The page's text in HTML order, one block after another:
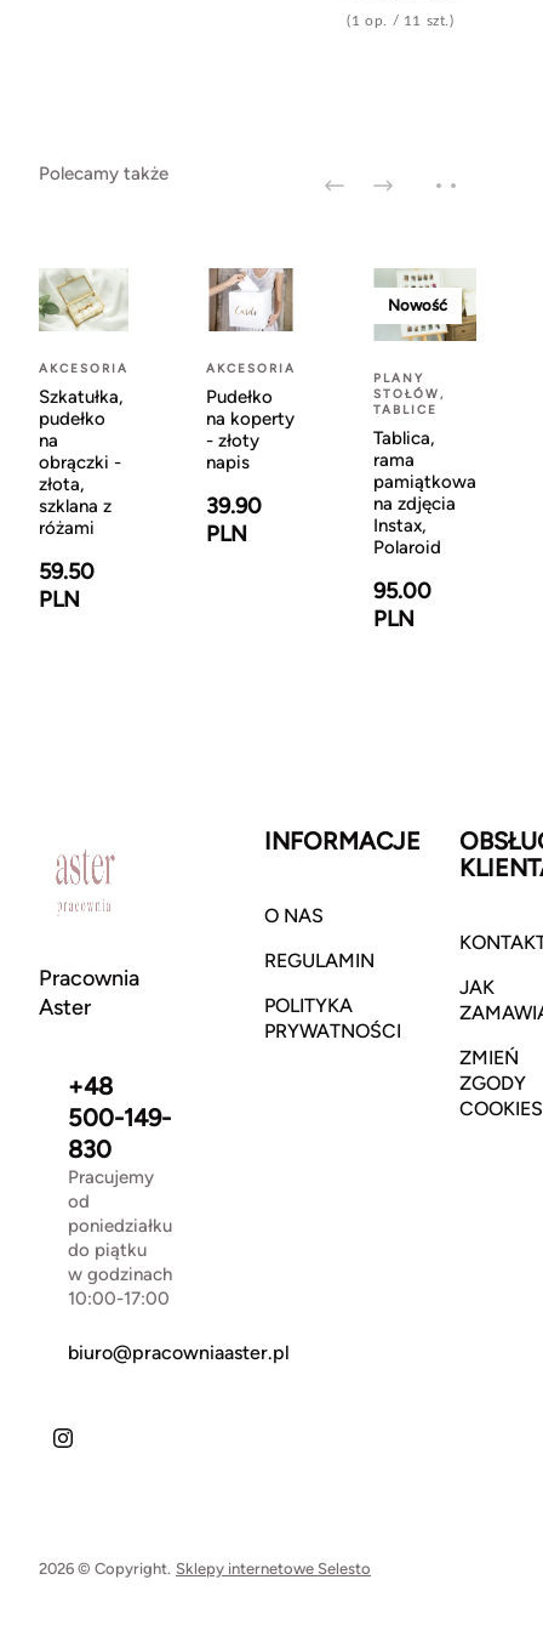
(1 op. / 11 szt.)
Polecamy także
AKCESORIA
Szkatułka,
pudełko
na
obrączki -
złota,
szklana z
różami
59.50
PLN
AKCESORIA
Pudełko
na koperty
- złoty
napis
39.90
PLN
Nowość
PLANY
STOŁÓW,
TABLICE
Tablica,
rama
pamiątkowa
na zdjęcia
Instax,
Polaroid
95.00
PLN
Pracownia
Aster
+48
500-149-
830
Pracujemy
od
poniedziałku
do piątku
w godzinach
10:00-17:00
biuro@pracowniaaster.pl
INFORMACJE
O NAS
REGULAMIN
POLITYKA
PRYWATNOŚCI
JAK
ZMIEŃ
ZGODY
COOKIES
2026 © Copyright. Sklepy internetowe Selesto